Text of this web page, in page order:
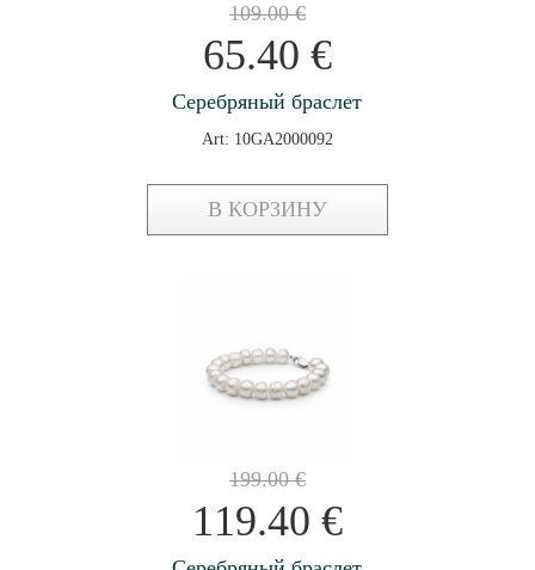
109.00€
65.40 €
Серебряный браслет
Art: 10GA2000092
В КОРЗИНУ
199.00€
119.40 €